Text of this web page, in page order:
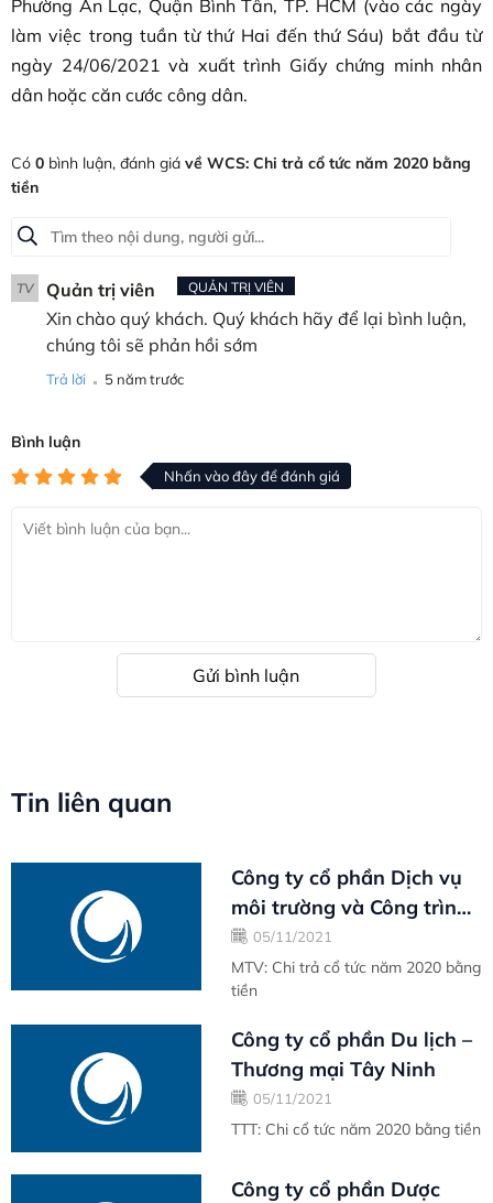
Phường An Lạc, Quận Bình Tân, TP. HCM (vào các ngày
làm việc trong tuần từ thứ Hai đến thứ Sáu) bắt đầu từ
ngày 24/06/2021 và xuất trình Giấy chứng minh nhân
dân hoặc căn cước công dân.
Có 0 bình luận, đánh giá về WCS: Chi trả cổ tức năm 2020 bằng
tiền
TV Quản trị viên QUẢN TRỊ VIÊN
Xin chào quý khách. Quý khách hãy để lại bình luận,
chúng tôi sẽ phản hồi sớm
Trả lời . 5 năm trước
Bình luận
Nhấn vào đây để đánh giá
Gửi bình luận
Tin liên quan
Công ty cổ phần Dịch vụ
môi trường và Công trình
đô thị Vũng Tàu
05/11/2021
MTV: Chi trả cổ tức năm 2020 bằng
tiền
Công ty cổ phần Du lịch –
Thương mại Tây Ninh
05/11/2021
TTT: Chi cổ tức năm 2020 bằng tiền
Công ty cổ phần Dược